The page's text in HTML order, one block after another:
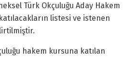
Türk Okçuluğu Aday Hakem
listesi ve istenen
hakem kursuna katılan